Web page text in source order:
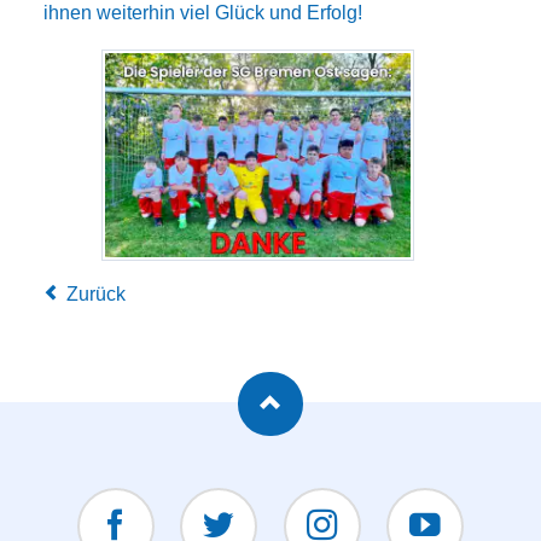
ihnen weiterhin viel Glück und Erfolg!
Zurück